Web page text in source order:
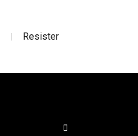
| Resister